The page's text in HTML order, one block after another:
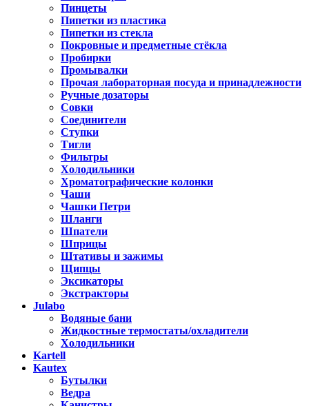
Пинцеты
Пипетки из пластика
Пипетки из стекла
Покровные и предметные стёкла
Пробирки
Промывалки
Прочая лабораторная посуда и принадлежности
Ручные дозаторы
Совки
Соединители
Ступки
Тигли
Фильтры
Холодильники
Хроматографические колонки
Чаши
Чашки Петри
Шланги
Шпатели
Шприцы
Штативы и зажимы
Щипцы
Эксикаторы
Экстракторы
Julabo
Водяные бани
Жидкостные термостаты/охладители
Холодильники
Kartell
Kautex
Бутылки
Ведра